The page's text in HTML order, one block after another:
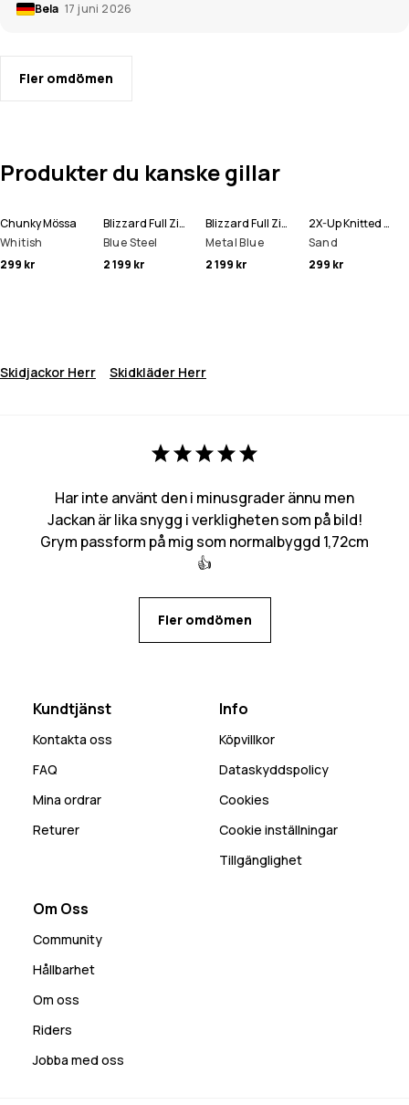
Bela 17 juni 2026
Fler omdömen
Produkter du kanske gillar
Chunky Mössa
Whitish
299 kr
Blizzard Full Zip Snowboardjacka Man
Blue Steel
2 199 kr
Blizzard Full Zip Skidjacka Man
Metal Blue
2 199 kr
2X-Up Knitted Ansiktsmask
Sand
299 kr
Skidjackor Herr Skidkläder Herr
Har inte använt den i minusgrader ännu men
Jackan är lika snygg i verkligheten som på bild!
Grym passform på mig som normalbyggd 1,72cm
👍
Fler omdömen
Kundtjänst
Kontakta oss
FAQ
Mina ordrar
Returer
Info
Köpvillkor
Dataskyddspolicy
Cookies
Cookie inställningar
Tillgänglighet
Om Oss
Community
Hållbarhet
Om oss
Riders
Jobba med oss